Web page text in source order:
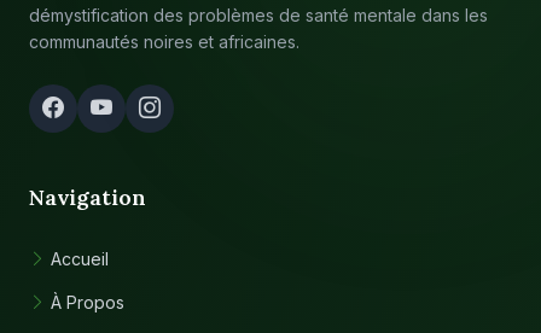
démystification des problèmes de santé mentale dans les
communautés noires et africaines.
Navigation
Accueil
À Propos